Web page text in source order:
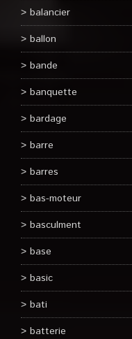
balancier
ballon
bande
banquette
bardage
barre
barres
bas-moteur
basculment
base
basic
bati
batterie